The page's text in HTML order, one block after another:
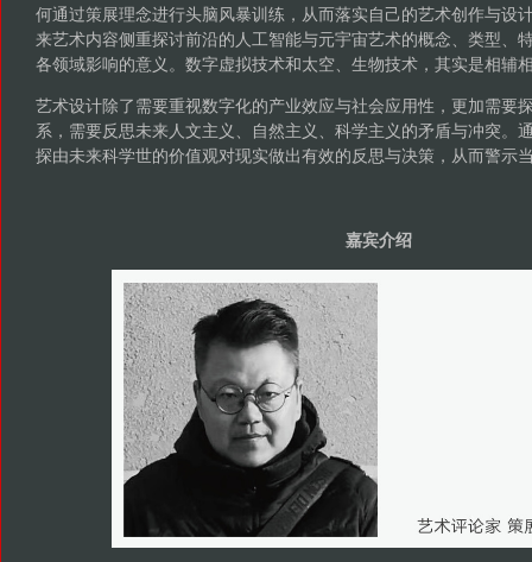
何通过策展理念进行头脑风暴训练，从而落实自己的艺术创作与设
来艺术内容侧重探讨前沿的人工智能与元宇宙艺术的概念、类型、
各领域影响的意义。数字虚拟技术和太空、生物技术，其实是相辅
艺术设计除了需要重视数字化的产业效应与社会应用性，更加需要
系，需要反思未来人文主义、自然主义、科学主义的矛盾与冲突。
探由未来科学世的价值观对现实做出有效的反思与决策，从而警示
嘉宾介绍